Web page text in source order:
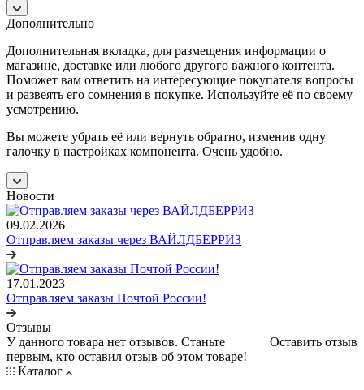
Дополнительно
Дополнительная вкладка, для размещения информации о
магазине, доставке или любого другого важного контента.
Поможет вам ответить на интересующие покупателя вопросы
и развеять его сомнения в покупке. Используйте её по своему
усмотрению.
Вы можете убрать её или вернуть обратно, изменив одну
галочку в настройках компонента. Очень удобно.
Новости
09.02.2026
Отправляем заказы через ВАЙЛДБЕРРИЗ
17.01.2023
Отправляем заказы Почтой России!
Отзывы
Оставить отзыв
У данного товара нет отзывов. Станьте
первым, кто оставил отзыв об этом товаре!
Каталог